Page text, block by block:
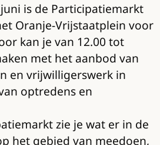
is de Participatiemarkt
Oranje-Vrijstaatplein voor
kan je van 12.00 tot
met het aanbod van
en vrijwilligerswerk in
optredens en
zie je wat er in de
het gebied van meedoen,